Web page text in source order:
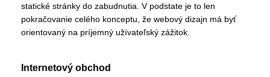
statické stránky do zabudnutia. V podstate je to len
pokračovanie celého konceptu, že webový dizajn má byť
orientovaný na príjemný užívateľský zážitok.
Internetový obchod